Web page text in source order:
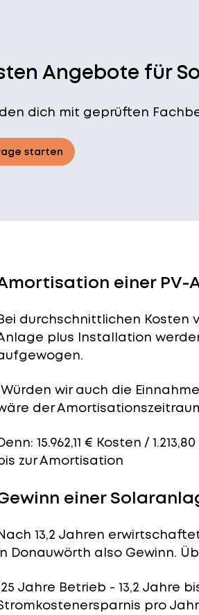
Angebote für
dich mit geprüften
starten
einer PV-
durchschnittlichen Kosten
plus Installation
wir auch die
der
15.962,11 € Kosten /
zur Amortisation
einer
13,2 Jahren
Donauwörth also Gewinn.
Jahre Betrieb - 13,2 Jahre
pro